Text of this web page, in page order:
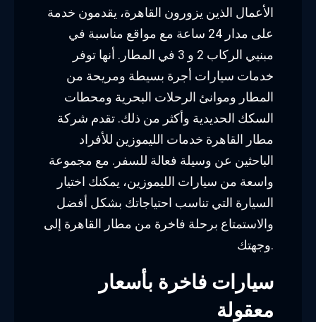
الأعمال الذين يزورون القاهرة، يقدمون خدمة
على مدار 24 ساعة مع مواقع مناسبة في
مبنيي الركاب 2 و 3 في المطار. أنها توفر
خدمات سيارات أجرة بسيطة ومريحة من
المطار وموانئ الرحلات البحرية ومحطات
السكك الحديدية وأكثر من ذلك. تقدم شركة
مطار القاهرة خدمات الليموزين للأفراد
الباحثين عن وسيلة فعالة للسفر. مع مجموعة
واسعة من سيارات الليموزين، يمكنك اختيار
السيارة التي تناسب احتياجاتك بشكل أفضل
والاستمتاع برحلة فاخرة من مطار القاهرة إلى
وجهتك.
سيارات فاخرة بأسعار
معقولة